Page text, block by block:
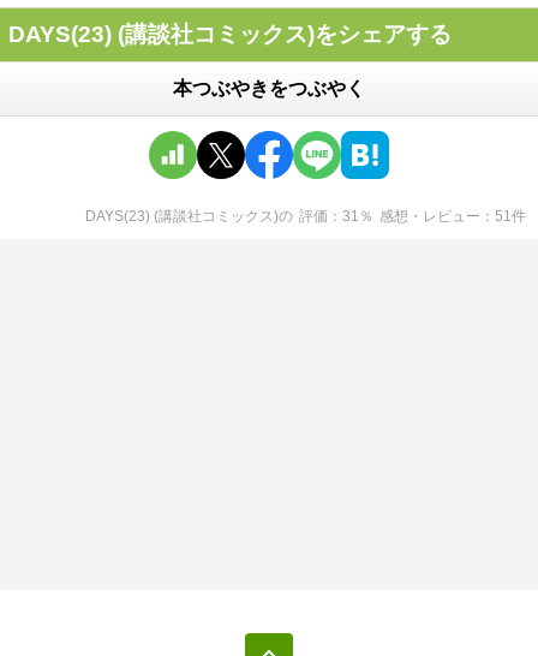
DAYS(23) (講談社コミックス)をシェアする
本つぶやきをつぶやく
DAYS(23) (講談社コミックス)の 評価 31 ％ 感想・レビュー 51 件